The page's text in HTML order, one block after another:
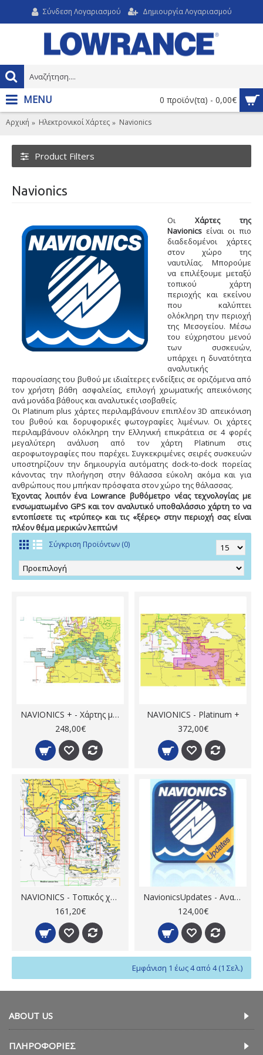
Σύνδεση Λογαριασμού Δημιουργία Λογαριασμού
0 προϊόν(τα) - 0,00€
MENU
Αρχική Ηλεκτρονικοί Χάρτες Navionics
Product Filters
Navionics
Οι Χάρτες της
Navionics είναι οι πιο
διαδεδομένοι χάρτες
στον χώρο της
ναυτιλίας. Μπορούμε
να επιλέξουμε μεταξύ
τοπικού χάρτη
περιοχής και εκείνου
που καλύπτει
ολόκληρη την περιοχή
της Μεσογείου. Μέσω
του εύχρηστου μενού
των συσκευών,
υπάρχει η δυνατότητα
αναλυτικής
παρουσίασης του βυθού με ιδιαίτερες ενδείξεις σε οριζόμενα από
τον χρήστη βάθη ασφαλείας, επιλογή χρωματικής απεικόνισης
ανά μονάδα βάθους και αναλυτικές ισοβαθείς.
Οι Platinum plus χάρτες περιλαμβάνουν επιπλέον 3D απεικόνιση
του βυθού και δορυφορικές φωτογραφίες λιμένων. Οι χάρτες
περιλαμβάνουν ολόκληρη την Ελληνική επικράτεια σε 4 φορές
μεγαλύτερη ανάλυση από τον χάρτη Platinum στις
αεροφωτογραφίες που παρέχει. Συγκεκριμένες σειρές συσκευών
υποστηρίζουν την δημιουργία αυτόματης dock-to-dock πορείας
κάνοντας την πλοήγηση στην θάλασσα εύκολη ακόμα και για
ανθρώπους που μπήκαν πρόσφατα στον χώρο της θάλασσας.
Έχοντας λοιπόν ένα Lowrance βυθόμετρο νέας τεχνολογίας με
ενσωματωμένο GPS και τον αναλυτικό υποθαλάσσιο χάρτη το να
εντοπίσετε τις «τρύπες» και τις «ξέρες» στην περιοχή σας είναι
πλέον θέμα μερικών λεπτών!
Σύγκριση Προϊόντων (0)
NAVIONICS + - Χάρτης μεσογείου
248,00€
NAVIONICS - Platinum +
372,00€
NAVIONICS - Τοπικός χάρτης
161,20€
NavionicsUpdates - Ανανέωση δεδομένων χάρτη
124,00€
Εμφάνιση 1 έως 4 από 4 (1 Σελ.)
ABOUT US
ΠΛΗΡΟΦΟΡΊΕΣ